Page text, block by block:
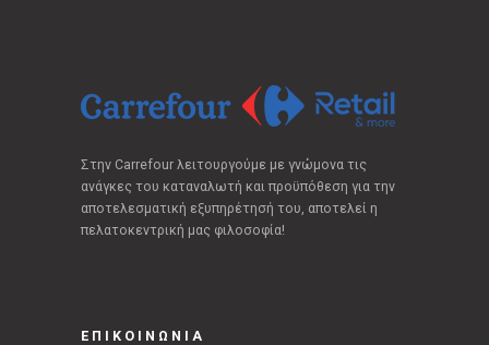
Στην Carrefour λειτουργούμε με γνώμονα τις
ανάγκες του καταναλωτή και προϋπόθεση για την
αποτελεσματική εξυπηρέτησή του, αποτελεί η
πελατοκεντρική μας φιλοσοφία!
ΕΠΙΚΟΙΝΩΝΙΑ